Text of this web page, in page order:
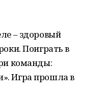
– здоровый
Поиграть в
команды:
Игра прошла в